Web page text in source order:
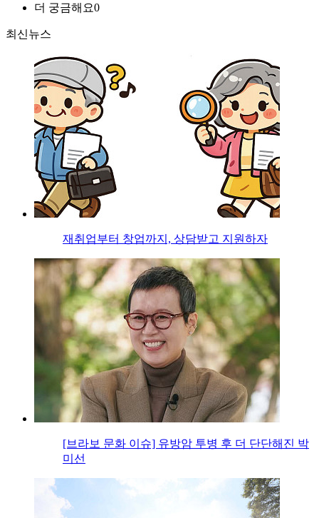
더 궁금해요0
최신뉴스
재취업부터 창업까지, 상담받고 지원하자
[브라보 문화 이슈] 유방암 투병 후 더 단단해진 박
미선